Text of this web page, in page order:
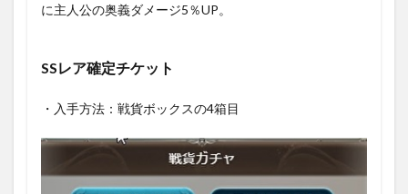
に主人公の奥義ダメージ5％UP。
SSレア確定チケット
・入手方法：戦貨ボックスの4箱目